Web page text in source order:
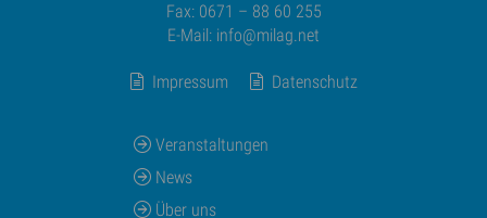
Fax: 0671 – 88 60 255
E-Mail: info@milag.net
Impressum Datenschutz
Veranstaltungen
News
Über uns